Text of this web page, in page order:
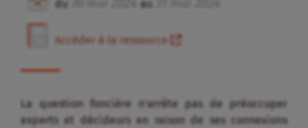
du au
Accéder à la ressource
La question foncière n’arrête pas de préoccuper
experts et décideurs en raison de ses connexions